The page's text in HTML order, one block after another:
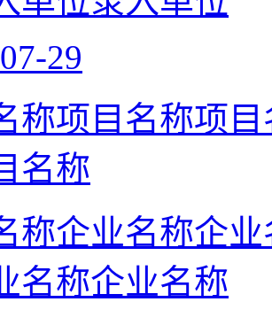
29
称项目名称项
名称
称企业名称企
名称企业名称